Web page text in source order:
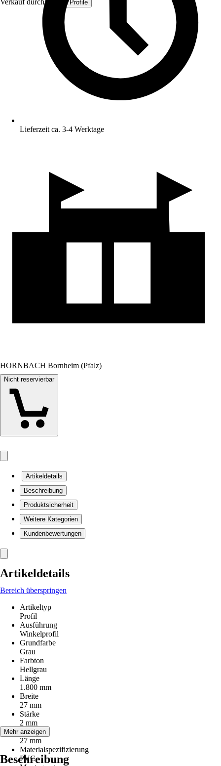
Verkauf durch: Quest Profile
Lieferzeit ca. 3-4 Werktage
HORNBACH Bornheim (Pfalz)
Nicht reservierbar
Artikeldetails
Beschreibung
Produktsicherheit
Weitere Kategorien
Kundenbewertungen
Artikeldetails
Bereich überspringen
Artikeltyp
Profil
Ausführung
Winkelprofil
Grundfarbe
Grau
Farbton
Hellgrau
Länge
1.800 mm
Breite
27 mm
Stärke
2 mm
Höhe
27 mm
Materialspezifizierung
PVC
Mehr anzeigen
Beschreibung